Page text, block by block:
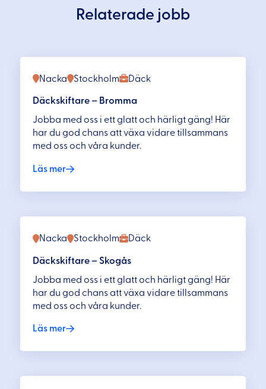
Relaterade jobb
Däck
Nacka Stockholm
Däckskiftare – Bromma
Jobba med oss i ett glatt och härligt gäng! Här
har du god chans att växa vidare tillsammans
med oss och våra kunder.
Läs mer
Däck
Nacka Stockholm
Däckskiftare – Skogås
Jobba med oss i ett glatt och härligt gäng! Här
har du god chans att växa vidare tillsammans
med oss och våra kunder.
Läs mer